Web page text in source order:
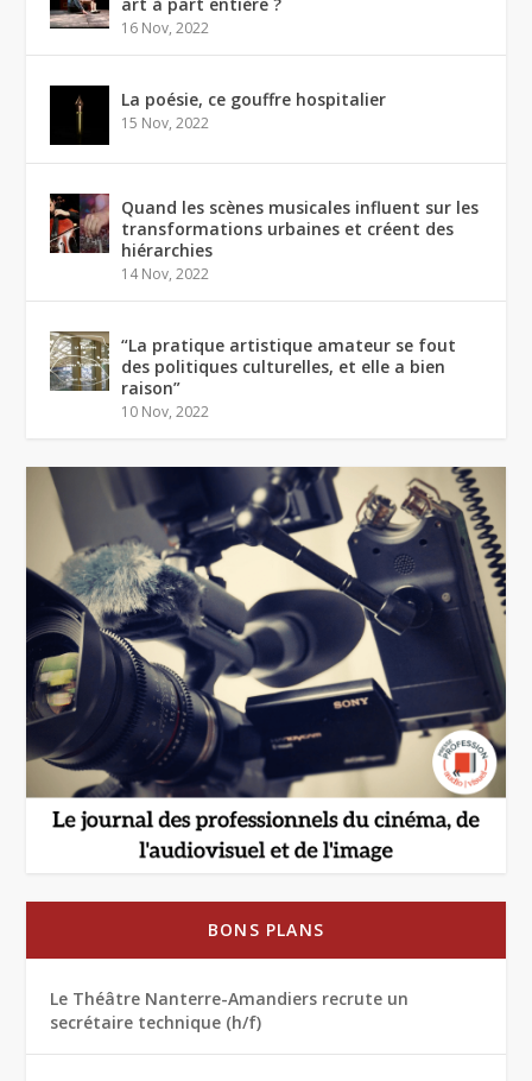
16 Nov, 2022
La poésie, ce gouffre hospitalier
15 Nov, 2022
Quand les scènes musicales influent sur les
transformations urbaines et créent des
hiérarchies
14 Nov, 2022
“La pratique artistique amateur se fout
des politiques culturelles, et elle a bien
raison”
10 Nov, 2022
BONS PLANS
Le Théâtre Nanterre-Amandiers recrute un
secrétaire technique (h/f)